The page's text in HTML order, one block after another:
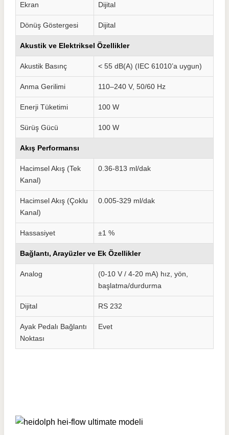
Ekran Dijital
Dönüş Göstergesi Dijital
Akustik ve Elektriksel Özellikler
Akustik Basınç < 55 dB(A) (IEC 61010’a uygun)
Anma Gerilimi 110–240 V, 50/60 Hz
Enerji Tüketimi 100 W
Sürüş Gücü 100 W
Akış Performansı
Hacimsel Akış (Tek
Kanal)
0.36-813 ml/dak
Hacimsel Akış (Çoklu
Kanal)
0.005-329 ml/dak
Hassasiyet ±1 %
Bağlantı, Arayüzler ve Ek Özellikler
Analog
(0-10 V / 4-20 mA) hız, yön,
başlatma/durdurma
Dijital RS 232
Ayak Pedalı Bağlantı
Noktası
Evet